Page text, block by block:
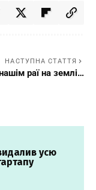
НАСТУПНА СТАТТЯ
раї на землі…
усю